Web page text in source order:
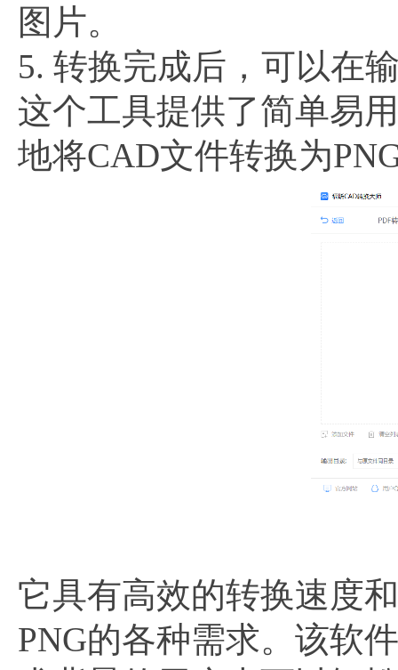
图片。
5. 转换完成后，可以在
这个工具提供了简单易
地将CAD文件转换为
它具有高效的转换速度
PNG的各种需求。该软